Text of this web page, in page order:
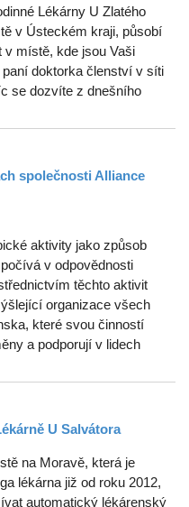
Lékárny U Zlatého
v Ústeckém kraji, působí
v místě, kde jsou Vaši
doktorka členství v síti
se dozvíte z dnešního
společnosti Alliance
aktivity jako způsob
v odpovědnosti
těchto aktivit
organizace všech
které svou činností
a podporují v lidech
U Salvátora
na Moravě, která je
lékárna již od roku 2012,
automatický lékárenský